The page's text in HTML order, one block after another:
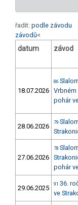
řadit: podle závodu
závodů<
datum závod
18.07.2026
86
Vrbném
pohár
28.06.2026 79
27.06.2026
78
pohár
29.06.2025 91 36.
ve